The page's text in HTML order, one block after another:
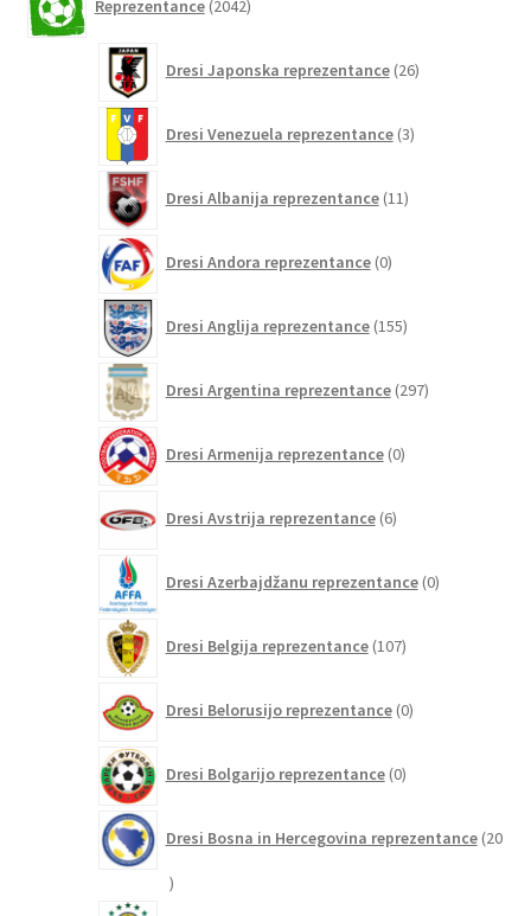
Reprezentance 2042izdelkov
Dresi Japonska reprezentance 26izdelkov
Dresi Venezuela reprezentance 3izdelki
Dresi Albanija reprezentance 11izdelkov
Dresi Andora reprezentance 0izdelkov
Dresi Anglija reprezentance 155izdelkov
Dresi Argentina reprezentance 297izdelkov
Dresi Armenija reprezentance 0izdelkov
Dresi Avstrija reprezentance 6izdelkov
Dresi Azerbajdžanu reprezentance 0izdelkov
Dresi Belgija reprezentance 107izdelkov
Dresi Belorusijo reprezentance 0izdelkov
Dresi Bolgarijo reprezentance 0izdelkov
Dresi Bosna in Hercegovina reprezentance 20
20